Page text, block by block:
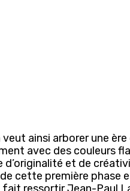
ainsi arborer une ère
avec des couleurs
d’originalité et de
cette première phase